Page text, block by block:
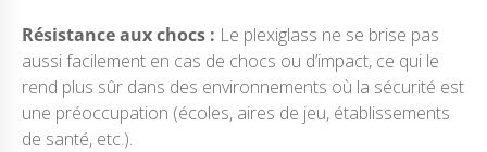
Résistance aux chocs : Le plexiglass ne se brise pas
aussi facilement en cas de chocs ou d’impact, ce qui le
rend plus sûr dans des environnements où la sécurité est
une préoccupation (écoles, aires de jeu, établissements
de santé, etc.).